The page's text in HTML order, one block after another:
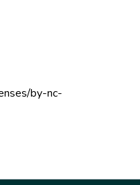
by-nc-